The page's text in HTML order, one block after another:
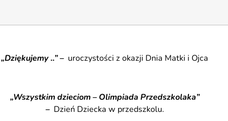
„Dziękujemy ..” – uroczystości z okazji Dnia Matki i Ojca
„Wszystkim dzieciom – Olimpiada Przedszkolaka”
– Dzień Dziecka w przedszkolu.